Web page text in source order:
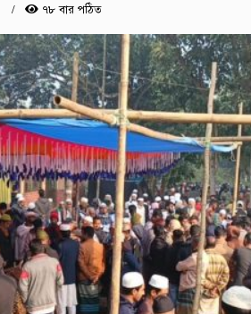
৭৮ বার পঠিত